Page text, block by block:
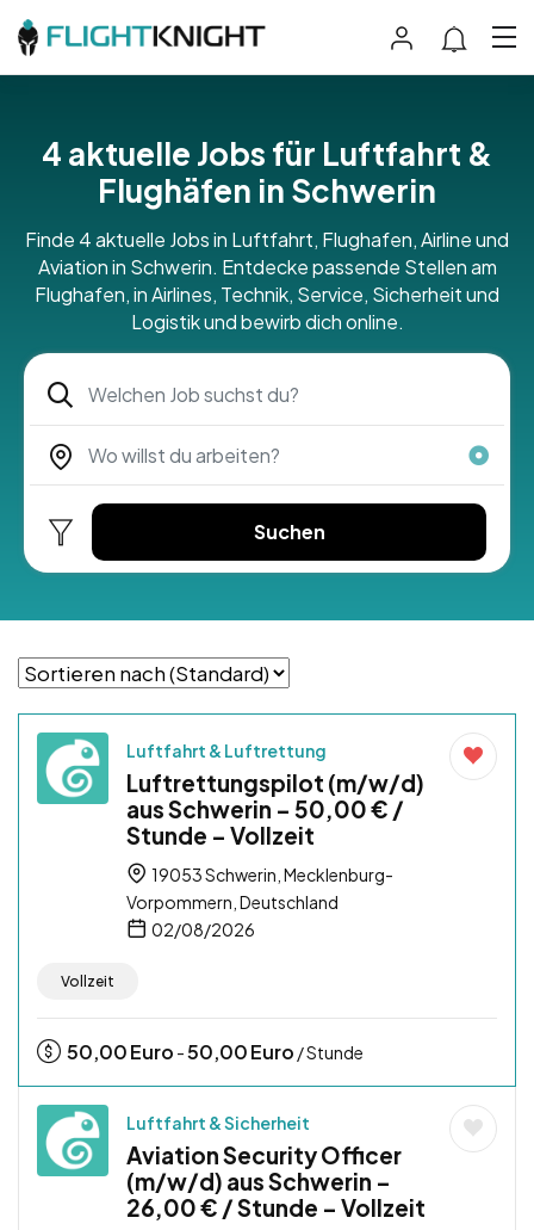
4 aktuelle Jobs für Luftfahrt &
Flughäfen in Schwerin
Finde 4 aktuelle Jobs in Luftfahrt, Flughafen, Airline und
Aviation in Schwerin. Entdecke passende Stellen am
Flughafen, in Airlines, Technik, Service, Sicherheit und
Logistik und bewirb dich online.
Suchen
Luftfahrt & Luftrettung
Luftrettungspilot (m/w/d)
aus Schwerin – 50,00 € /
Stunde – Vollzeit
19053 Schwerin, Mecklenburg-
Vorpommern, Deutschland
02/08/2026
Vollzeit
50,00Euro -50,00Euro / Stunde
Luftfahrt & Sicherheit
Aviation Security Officer
(m/w/d) aus Schwerin –
26,00 € / Stunde – Vollzeit